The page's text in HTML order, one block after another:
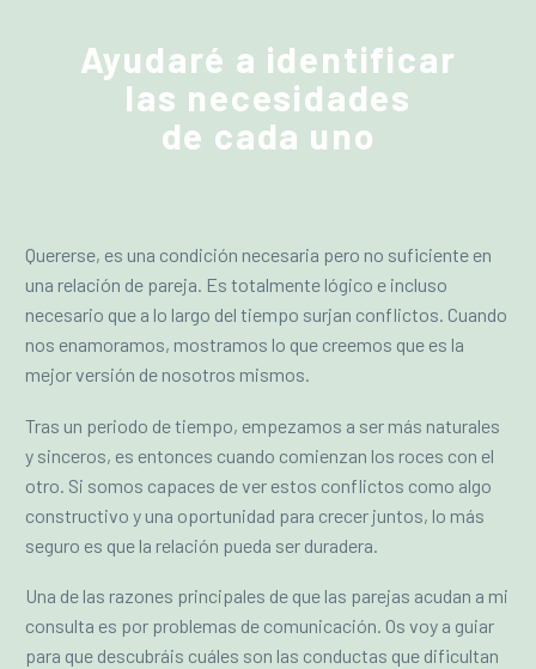
Ayudaré a identificar
las necesidades
de cada uno
Quererse, es una condición necesaria pero no suficiente en
una relación de pareja. Es totalmente lógico e incluso
necesario que a lo largo del tiempo surjan conflictos. Cuando
nos enamoramos, mostramos lo que creemos que es la
mejor versión de nosotros mismos.
Tras un periodo de tiempo, empezamos a ser más naturales
y sinceros, es entonces cuando comienzan los roces con el
otro. Si somos capaces de ver estos conflictos como algo
constructivo y una oportunidad para crecer juntos, lo más
seguro es que la relación pueda ser duradera.
Una de las razones principales de que las parejas acudan a mi
consulta es por problemas de comunicación. Os voy a guiar
para que descubráis cuáles son las conductas que dificultan